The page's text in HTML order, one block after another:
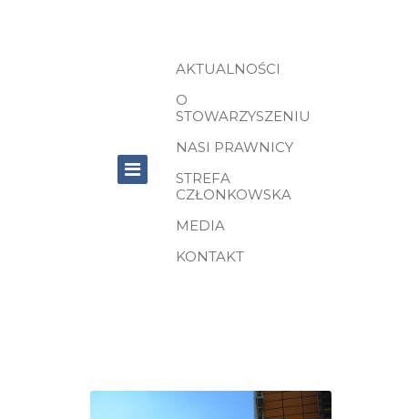
AKTUALNOŚCI
O
STOWARZYSZENIU
NASI PRAWNICY
STREFA
CZŁONKOWSKA
MEDIA
KONTAKT